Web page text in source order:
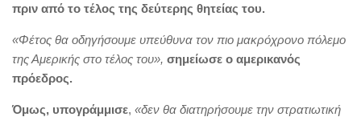
πριν από το τέλος της δεύτερης θητείας του.
«Φέτος θα οδηγήσουμε υπεύθυνα τον πιο μακρόχρονο πόλεμο
της Αμερικής στο τέλος του», σημείωσε ο αμερικανός
πρόεδρος.
Όμως, υπογράμμισε, «δεν θα διατηρήσουμε την στρατιωτική